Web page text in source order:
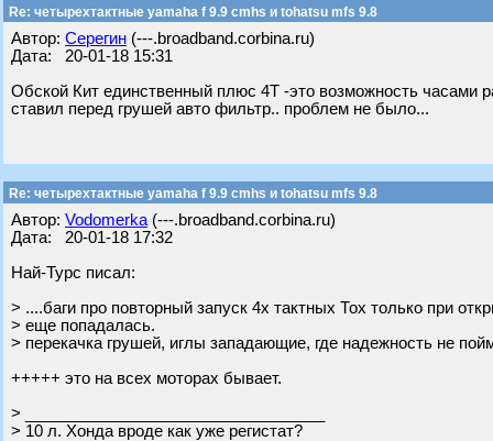
Re: четырехтактные yamaha f 9.9 cmhs и tohatsu mfs 9.8
Автор: Серегин (---.broadband.corbina.ru)
Дата: 20-01-18 15:31
Обской Кит единственный плюс 4Т -это возможность часами
ставил перед грушей авто фильтр.. проблем не было...
Re: четырехтактные yamaha f 9.9 cmhs и tohatsu mfs 9.8
Автор: Vodomerka (---.broadband.corbina.ru)
Дата: 20-01-18 17:32
Най-Турс писал:
> ....баги про повторный запуск 4х тактных Тох только при
> еще попадалась.
> перекачка грушей, иглы западающие, где надежность не
+++++ это на всех моторах бывает.
> __________________________________
> 10 л. Хонда вроде как уже регистат?